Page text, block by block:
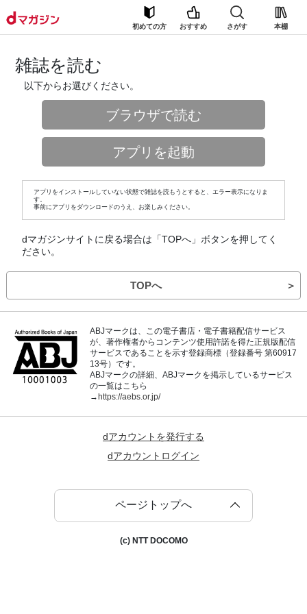
初めての方 おすすめ さがす 本棚
雑誌を読む
以下からお選びください。
ブラウザで読む
アプリを起動
アプリをインストールしていない状態で雑誌を読もうとすると、エラー表示になりま
す。
事前にアプリをダウンロードのうえ、お楽しみください。
dマガジンサイトに戻る場合は「TOPへ」ボタンを押してく
ださい。
TOPへ ＞
ABJマークは、この電子書店・電子書籍配信サービス
が、著作権者からコンテンツ使用許諾を得た正規版配信
サービスであることを示す登録商標（登録番号 第60917
13号）です。
ABJマークの詳細、ABJマークを掲示しているサービス
の一覧はこちら
→https://aebs.or.jp/
dアカウントを発行する
dアカウントログイン
ページトップへ
(c) NTT DOCOMO